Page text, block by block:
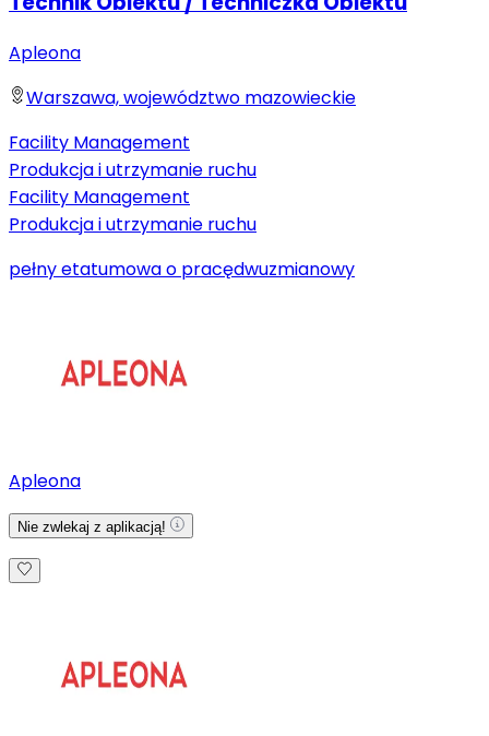
Apleona
Warszawa, województwo mazowieckie
Facility Management
Produkcja i utrzymanie ruchu
Facility Management
Produkcja i utrzymanie ruchu
pełny etatumowa o pracędwuzmianowy
Apleona
Nie zwlekaj z aplikacją!